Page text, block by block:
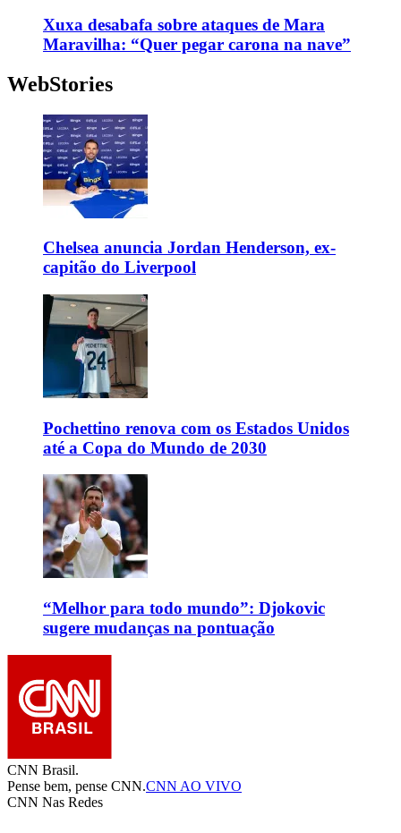
Xuxa desabafa sobre ataques de Mara
Maravilha: “Quer pegar carona na nave”
WebStories
Chelsea anuncia Jordan Henderson, ex-
capitão do Liverpool
Pochettino renova com os Estados Unidos
até a Copa do Mundo de 2030
“Melhor para todo mundo”: Djokovic
sugere mudanças na pontuação
CNN Brasil.
Pense bem, pense CNN.CNN AO VIVO
CNN Nas Redes